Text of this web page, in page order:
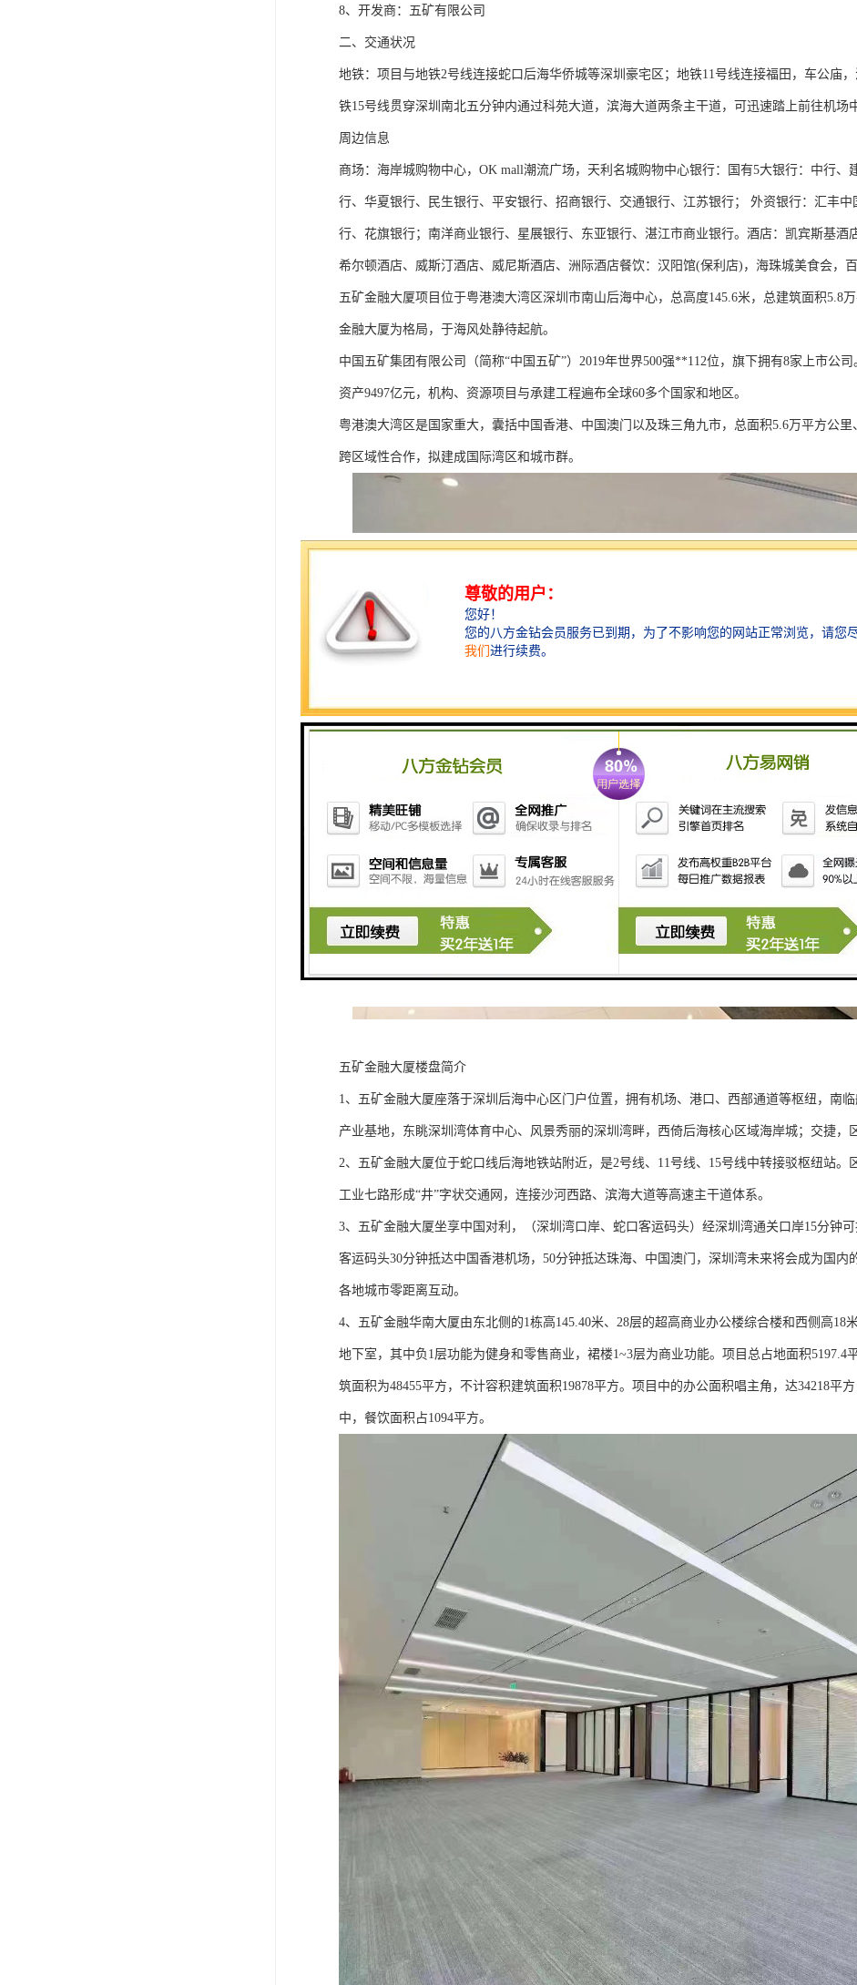
8、开发商：五矿有限公司
二、交通状况
地铁：项目与地铁2号线连接蛇口后海华侨城等深圳豪宅区；地铁11号线连接福田，车公庙
铁15号线贯穿深圳南北五分钟内通过科苑大道，滨海大道两条主干道，可迅速踏上前往机场
周边信息
商场：海岸城购物中心，OK mall潮流广场，天利名城购物中心银行：国有5大银行：中行、
行、华夏银行、民生银行、平安银行、招商银行、交通银行、江苏银行； 外资银行：汇丰
行、花旗银行；南洋商业银行、星展银行、东亚银行、湛江市商业银行。酒店：凯宾斯基酒
希尔顿酒店、威斯汀酒店、威尼斯酒店、洲际酒店餐饮：汉阳馆(保利店)，海珠城美食会，
五矿金融大厦项目位于粤港澳大湾区深圳市南山后海中心，总高度145.6米，总建筑面积5.8
金融大厦为格局，于海风处静待起航。
中国五矿集团有限公司（简称“中国五矿”）2019年世界500强**112位，旗下拥有8家上市公
资产9497亿元，机构、资源项目与承建工程遍布全球60多个国家和地区。
粤港澳大湾区是国家重大，囊括中国香港、中国澳门以及珠三角九市，总面积5.6万平方公
跨区域性合作，拟建成国际湾区和城市群。
五矿金融大厦楼盘简介
1、五矿金融大厦座落于深圳后海中心区门户位置，拥有机场、港口、西部通道等枢纽，南
产业基地，东眺深圳湾体育中心、风景秀丽的深圳湾畔，西倚后海核心区域海岸城；交捷，
2、五矿金融大厦位于蛇口线后海地铁站附近，是2号线、11号线、15号线中转接驳枢纽站。
工业七路形成“井”字状交通网，连接沙河西路、滨海大道等高速主干道体系。
3、五矿金融大厦坐享中国对利，（深圳湾口岸、蛇口客运码头）经深圳湾通关口岸15分钟
客运码头30分钟抵达中国香港机场，50分钟抵达珠海、中国澳门，深圳湾未来将会成为国
各地城市零距离互动。
4、五矿金融华南大厦由东北侧的1栋高145.40米、28层的超高商业办公楼综合楼和西侧高18
地下室，其中负1层功能为健身和零售商业，裙楼1~3层为商业功能。项目总占地面积5197.4
筑面积为48455平方，不计容积建筑面积19878平方。项目中的办公面积唱主角，达34218平
中，餐饮面积占1094平方。